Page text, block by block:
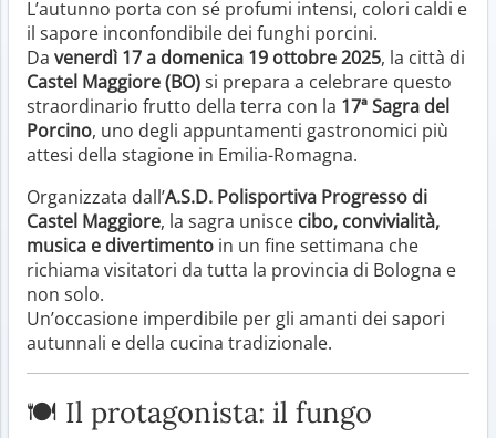
L’autunno porta con sé profumi intensi, colori caldi e
il sapore inconfondibile dei funghi porcini.
Da venerdì 17 a domenica 19 ottobre 2025, la città di
Castel Maggiore (BO)si prepara a celebrare questo
straordinario frutto della terra con la 17ª Sagra del
Porcino, uno degli appuntamenti gastronomici più
attesi della stagione in Emilia-Romagna.
Organizzata dall’A.S.D. Polisportiva Progresso di
Castel Maggiore, la sagra unisce cibo, convivialità,
musica e divertimento in un fine settimana che
richiama visitatori da tutta la provincia di Bologna e
non solo.
Un’occasione imperdibile per gli amanti dei sapori
autunnali e della cucina tradizionale.
🍽️ Il protagonista: il fungo